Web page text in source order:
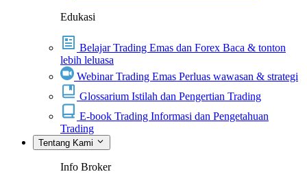
Edukasi
Belajar Trading Emas dan Forex Baca & tonton
lebih leluasa
Webinar Trading Emas Perluas wawasan & strategi
Glossarium Istilah dan Pengertian Trading
E-book Trading Informasi dan Pengetahuan
Trading
Tentang Kami
Info Broker